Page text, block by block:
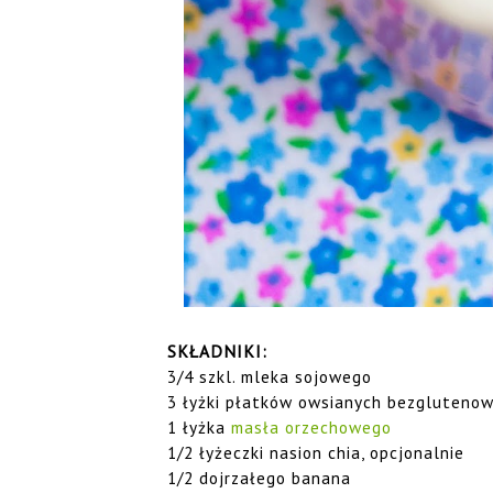
SKŁADNIKI:
3/4 szkl. mleka sojowego
3 łyżki płatków owsianych
1 łyżka masła orzechowego
1/2 łyżeczki nasion chia, opcjonalnie
1/2 dojrzałego banana